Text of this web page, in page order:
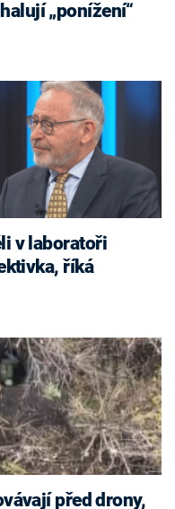
„ponížení“
v laboratoři
říká